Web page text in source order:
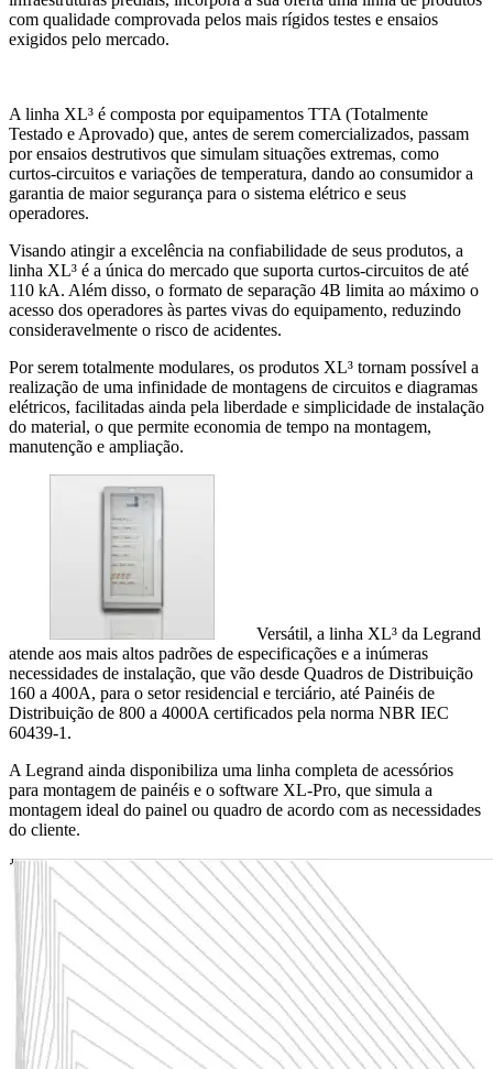
com qualidade comprovada pelos mais rígidos testes e ensaios
exigidos pelo mercado.
A linha XL³ é composta por equipamentos TTA (Totalmente
Testado e Aprovado) que, antes de serem comercializados, passam
por ensaios destrutivos que simulam situações extremas, como
curtos-circuitos e variações de temperatura, dando ao consumidor a
garantia de maior segurança para o sistema elétrico e seus
operadores.
Visando atingir a excelência na confiabilidade de seus produtos, a
linha XL³ é a única do mercado que suporta curtos-circuitos de até
110 kA. Além disso, o formato de separação 4B limita ao máximo o
acesso dos operadores às partes vivas do equipamento, reduzindo
consideravelmente o risco de acidentes.
Por serem totalmente modulares, os produtos XL³ tornam possível a
realização de uma infinidade de montagens de circuitos e diagramas
elétricos, facilitadas ainda pela liberdade e simplicidade de instalação
do material, o que permite economia de tempo na montagem,
manutenção e ampliação.
Versátil, a linha XL³ da Legrand
atende aos mais altos padrões de especificações e a inúmeras
necessidades de instalação, que vão desde Quadros de Distribuição
160 a 400A, para o setor residencial e terciário, até Painéis de
Distribuição de 800 a 4000A certificados pela norma NBR IEC
60439-1.
A Legrand ainda disponibiliza uma linha completa de acessórios
para montagem de painéis e o software XL-Pro, que simula a
montagem ideal do painel ou quadro de acordo com as necessidades
do cliente.